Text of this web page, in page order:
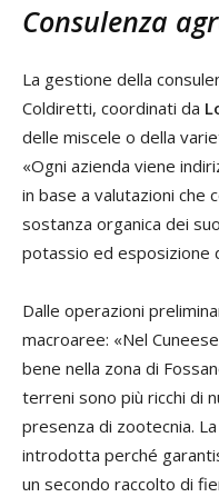
Consulenza
La gestione della
Coldiretti, coordinati da
delle miscele o della
«Ogni azienda viene
in base a valutazioni che
sostanza organica dei
potassio ed esposizione
Dalle operazioni
macroaree: «Nel
bene nella zona di
terreni sono più ricchi di
presenza di zootecnia.
introdotta perché
un secondo raccolto di